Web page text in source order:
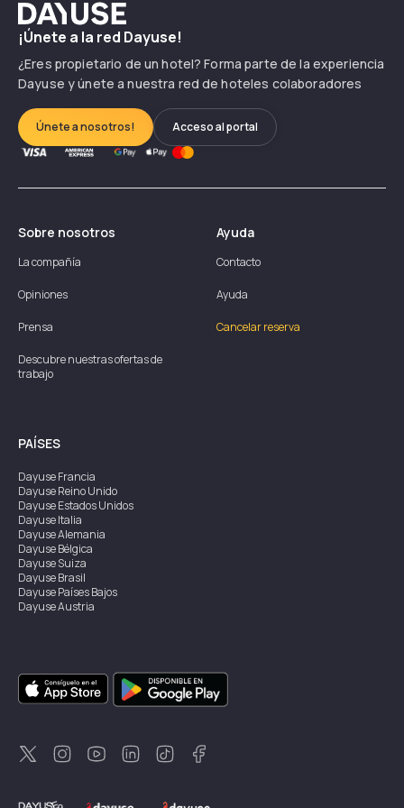
Dayuse
¡Únete a la red Dayuse!
¿Eres propietario de un hotel? Forma parte de la experiencia
Dayuse y únete a nuestra red de hoteles colaboradores
Únete a nosotros! Acceso al portal
Sobre nosotros
La compañía
Opiniones
Prensa
Descubre nuestras ofertas de
trabajo
Ayuda
Contacto
Ayuda
Cancelar reserva
PAÍSES
DayuseFrancia
DayuseReino Unido
DayuseEstados Unidos
DayuseItalia
DayuseAlemania
DayuseBélgica
DayuseSuiza
DayuseBrasil
DayusePaíses Bajos
DayuseAustria
DayuseSingapur
DayuseSuecia
DayuseTailandia
DayuseNueva Zelanda
DayuseTurquía